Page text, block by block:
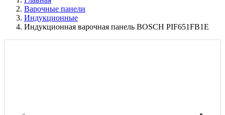
Варочные панели
Индукционные
Индукционная варочная панель BOSCH PIF651FB1E